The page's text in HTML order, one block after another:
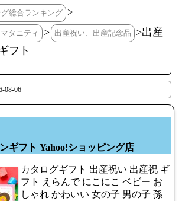
総合ランキング >
タニティ > 出産祝い、出産記念品
>出産
フト
08-06
ギフト Yahoo!ショッピング店
カタログギフト 出産祝い 出産祝 ギ
フト えらんで にこにこ ベビー お
しゃれ かわいい 女の子 男の子 孫